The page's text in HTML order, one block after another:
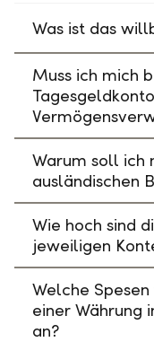
Was ist das
Muss ich mich
Warum soll ich
ausländischen
Wie hoch sind
jeweiligen
Welche
einer Währung
an?